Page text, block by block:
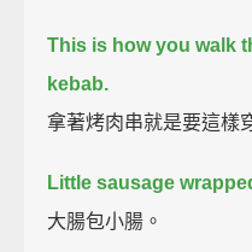
This is how you walk
kebab.
拿著烤肉串就是要這樣
Little sausage
大腸包小腸。